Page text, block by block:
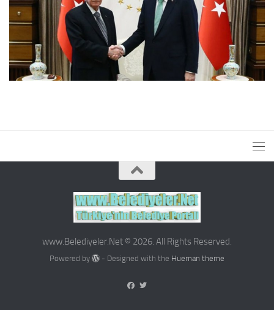
www.Belediyeler.Net © 2026. All Rights Reserved.
Powered by - Designed with the Hueman theme